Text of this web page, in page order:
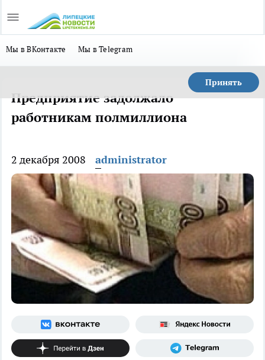
Мы в ВКонтакте Мы в Telegram
Принять
Предприятие задолжало
работникам полмиллиона
2 декабря 2008 administrator